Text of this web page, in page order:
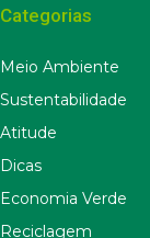
Categorias
Meio Ambiente
Sustentabilidade
Atitude
Dicas
Economia Verde
Reciclagem